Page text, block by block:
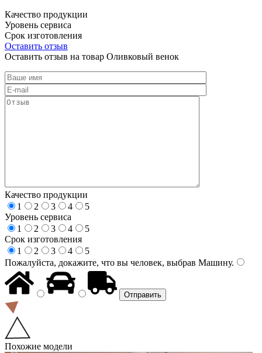
Качество продукции
Уровень сервиса
Срок изготовления
Оставить отзыв
Оставить отзыв на товар Оливковый венок
Качество продукции
1
2 3 4
5
Уровень сервиса
1
2 3 4
5
Срок изготовления
1
2 3 4
5
Пожалуйста, докажите, что вы человек, выбрав Машину.
Похожие модели